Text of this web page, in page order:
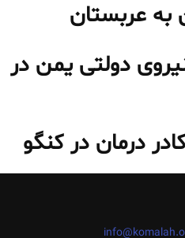
به عربستان
دولتی یمن در
درمان در کنگو